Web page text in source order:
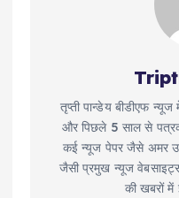
तृप्ती पान्डेय बीडीएफ
और पिछले 5 साल से
कई न्यूज पेपर जैसे अमर
जैसी प्रमुख न्यूज
की खबरों